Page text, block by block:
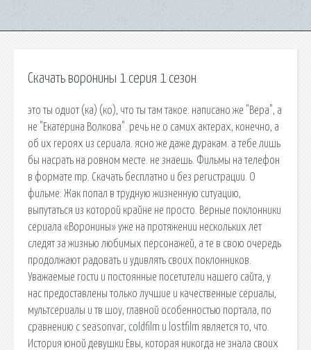
Скачать воронины 1 серия 1 сезон
это ты одиот (ка) (ко), что ты там такое. написано же "Вера", а
не "Екатерина Волкова". речь не о самих актерах, конечно, а
об их героях из сериала. ясно же даже дуракам. а тебе лишь
бы насрать на ровном месте. не знаешь. Фильмы на телефон
в формате mp. Скачать бесплатно и без регистрации. О
фильме: Жак попал в трудную жизненную ситуацию,
выпутаться из которой крайне не просто. Верные поклонники
сериала «Воронины» уже на протяжении нескольких лет
следят за жизнью любимых персонажей, а те в свою очередь
продолжают радовать и удивлять своих поклонников.
Уважаемые гости и постоянные посетители нашего сайта, у
нас предоставлены только лучшие и качественные сериалы,
мультсериалы и тв шоу, главной особенностью портала, по
сравнению с seasonvar, coldfilm и lostfilm является то, что.
История юной девушки Евы, которая никогда не знала своих